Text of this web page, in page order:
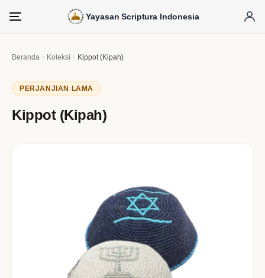
Menu
Yayasan Scriptura Indonesia
Beranda Koleksi Kippot (Kipah)
PERJANJIAN LAMA
Kippot (Kipah)